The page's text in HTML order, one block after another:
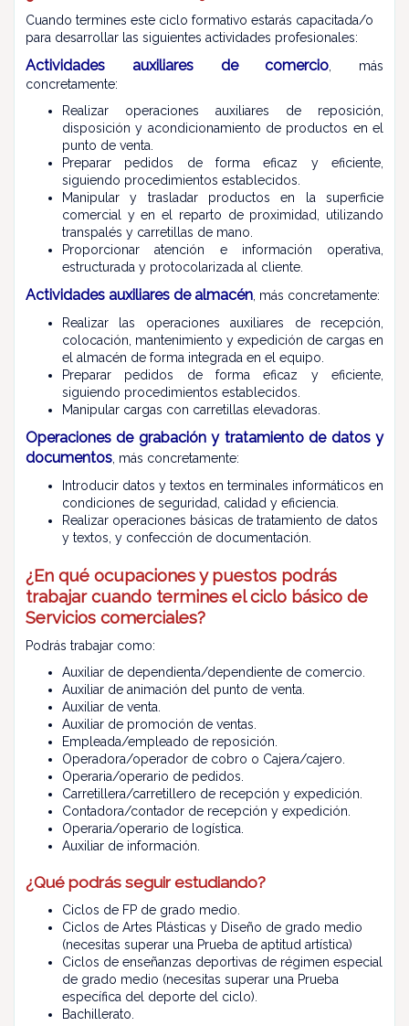
Cuando termines este ciclo formativo estarás capacitada/o
para desarrollar las siguientes actividades profesionales:
Actividades auxiliares de comercio , más
concretamente:
Realizar operaciones auxiliares de reposición,
disposición y acondicionamiento de productos en el
punto de venta.
Preparar pedidos de forma eficaz y eficiente,
siguiendo procedimientos establecidos.
Manipular y trasladar productos en la superficie
comercial y en el reparto de proximidad, utilizando
transpalés y carretillas de mano.
Proporcionar atención e información operativa,
estructurada y protocolarizada al cliente.
Actividades auxiliares de almacén , más concretamente:
Realizar las operaciones auxiliares de recepción,
colocación, mantenimiento y expedición de cargas en
el almacén de forma integrada en el equipo.
Preparar pedidos de forma eficaz y eficiente,
siguiendo procedimientos establecidos.
Manipular cargas con carretillas elevadoras.
Operaciones de grabación y tratamiento de datos y
documentos , más concretamente:
Introducir datos y textos en terminales informáticos en
condiciones de seguridad, calidad y eficiencia.
Realizar operaciones básicas de tratamiento de datos
y textos, y confección de documentación.
¿En qué ocupaciones y puestos podrás
trabajar cuando termines el ciclo básico de
Servicios comerciales?
Podrás trabajar como:
Auxiliar de dependienta/dependiente de comercio.
Auxiliar de animación del punto de venta.
Auxiliar de venta.
Auxiliar de promoción de ventas.
Empleada/empleado de reposición.
Operadora/operador de cobro o Cajera/cajero.
Operaria/operario de pedidos.
Carretillera/carretillero de recepción y expedición.
Contadora/contador de recepción y expedición.
Operaria/operario de logística.
Auxiliar de información.
¿Qué podrás seguir estudiando?
Ciclos de FP de grado medio.
Ciclos de Artes Plásticas y Diseño de grado medio
(necesitas superar una Prueba de aptitud artística)
Ciclos de enseñanzas deportivas de régimen especial
de grado medio (necesitas superar una Prueba
específica del deporte del ciclo).
Bachillerato.